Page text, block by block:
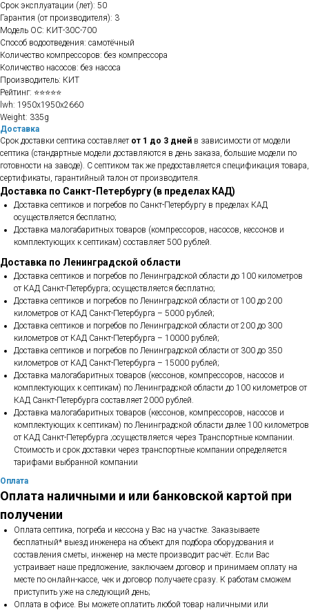
Срок эксплуатации (лет): 50
Гарантия (от производителя): 3
Модель ОС: КИТ-30С-700
Способ водоотведения: самотёчный
Количество компрессоров: без компрессора
Количество насосов: без насоса
Производитель: КИТ
Рейтинг: ⭐⭐⭐⭐⭐
lwh: 1950x1950x2660
Weight: 335g
Доставка
Срок доставки септика составляет от 1 до 3 дней в зависимости от модели
септика (стандартные модели доставляются в день заказа, большие модели по
готовности на заводе). С септиком так же предоставляется спецификация товара,
сертификаты, гарантийный талон от производителя.
Доставка по Санкт-Петербургу (в пределах КАД)
Доставка септиков и погребов по Санкт-Петербургу в пределах КАД
осуществляется бесплатно;
Доставка малогабаритных товаров (компрессоров, насосов, кессонов и
комплектующих к септикам) составляет 500 рублей.
Доставка по Ленинградской области
Доставка септиков и погребов по Ленинградской области до 100 километров
от КАД Санкт-Петербурга; осуществляется бесплатно;
Доставка септиков и погребов по Ленинградской области от 100 до 200
километров от КАД Санкт-Петербурга – 5000 рублей;
Доставка септиков и погребов по Ленинградской области от 200 до 300
километров от КАД Санкт-Петербурга – 10000 рублей;
Доставка септиков и погребов по Ленинградской области от 300 до 350
километров от КАД Санкт-Петербурга – 15000 рублей;
Доставка малогабаритных товаров (кессонов, компрессоров, насосов и
комплектующих к септикам) по Ленинградской области до 100 километров от
КАД Санкт-Петербурга составляет 2000 рублей.
Доставка малогабаритных товаров (кессонов, компрессоров, насосов и
комплектующих к септикам) по Ленинградской области далее 100 километров
от КАД Санкт-Петербурга ;осуществляется через Транспортные компании.
Стоимость и срок доставки через транспортные компании определяется
тарифами выбранной компании
Оплата
Оплата наличными и или банковской картой при
получении
Оплата септика, погреба и кессона у Вас на участке. Заказываете
бесплатный* выезд инженера на объект для подбора оборудования и
составления сметы, инженер на месте производит расчёт. Если Вас
устраивает наше предложение, заключаем договор и принимаем оплату на
месте по онлайн-кассе, чек и договор получаете сразу. К работам сможем
приступить уже на следующий день;
Оплата в офисе. Вы можете оплатить любой товар наличными или